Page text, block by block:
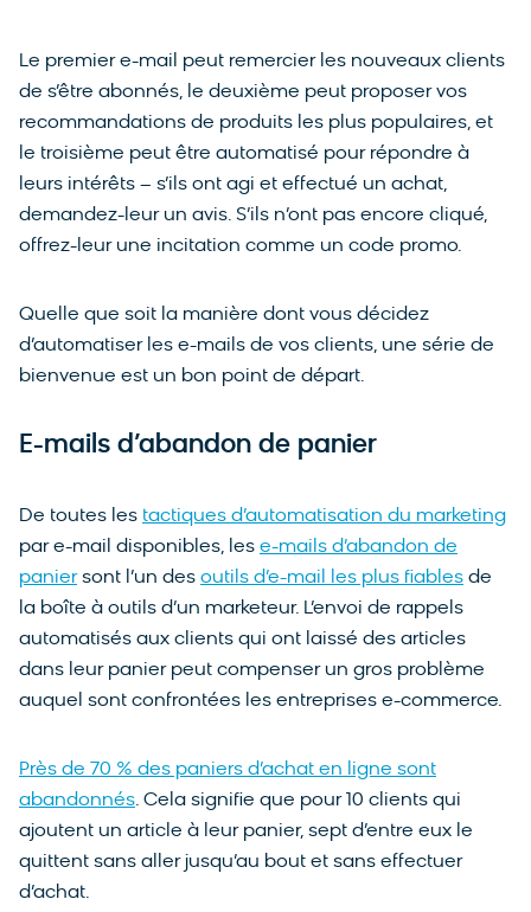
Le premier e-mail peut remercier les nouveaux clients
de s’être abonnés, le deuxième peut proposer vos
recommandations de produits les plus populaires, et
le troisième peut être automatisé pour répondre à
leurs intérêts – s’ils ont agi et effectué un achat,
demandez-leur un avis. S’ils n’ont pas encore cliqué,
offrez-leur une incitation comme un code promo.
Quelle que soit la manière dont vous décidez
d’automatiser les e-mails de vos clients, une série de
bienvenue est un bon point de départ.
E-mails d’abandon de panier
De toutes les tactiques d’automatisation du marketing
par e-mail disponibles, les e-mails d’abandon de
paniersont l’un des outils d’e-mail les plus fiables de
la boîte à outils d’un marketeur. L’envoi de rappels
automatisés aux clients qui ont laissé des articles
dans leur panier peut compenser un gros problème
auquel sont confrontées les entreprises e-commerce.
Près de 70 % des paniers d’achat en ligne sont
abandonnés. Cela signifie que pour 10 clients qui
ajoutent un article à leur panier, sept d’entre eux le
quittent sans aller jusqu’au bout et sans effectuer
d’achat.